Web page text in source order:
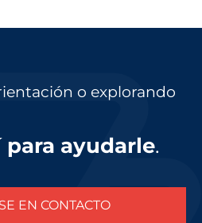
o explorando
para ayudarle.
EN CONTACTO